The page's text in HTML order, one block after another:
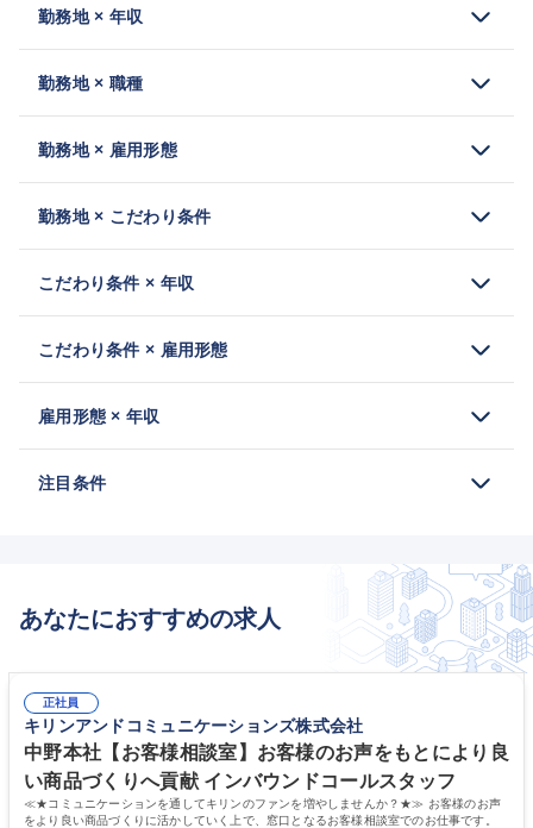
勤務地 × 年収
勤務地 × 職種
勤務地 × 雇用形態
勤務地 × こだわり条件
こだわり条件 × 年収
こだわり条件 × 雇用形態
雇用形態 × 年収
注目条件
あなたにおすすめの求人
正社員
キリンアンドコミュニケーションズ株式会社
中野本社【お客様相談室】お客様のお声をもとにより良
い商品づくりへ貢献 インバウンドコールスタッフ
≪★コミュニケーションを通してキリンのファンを増やしませんか？★≫ お客様のお声
をより良い商品づくりに活かしていく上で、窓口となるお客様相談室でのお仕事です。